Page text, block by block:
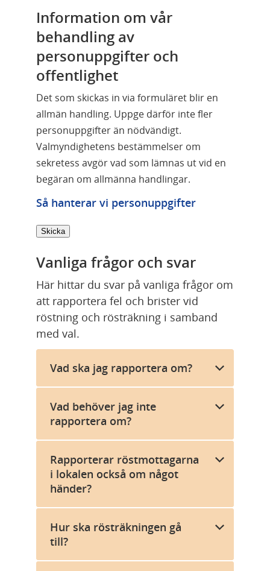
Information om vår
behandling av
personuppgifter och
offentlighet
Det som skickas in via formuläret blir en
allmän handling. Uppge därför inte fler
personuppgifter än nödvändigt.
Valmyndighetens bestämmelser om
sekretess avgör vad som lämnas ut vid en
begäran om allmänna handlingar.
Så hanterar vi personuppgifter
Skicka
Vanliga frågor och svar
Här hittar du svar på vanliga frågor om
att rapportera fel och brister vid
röstning och rösträkning i samband
med val.
Vad ska jag rapportera om?
Vad behöver jag inte
rapportera om?
Rapporterar röstmottagarna
i lokalen också om något
händer?
Hur ska rösträkningen gå
till?